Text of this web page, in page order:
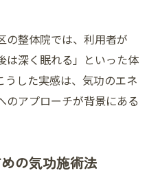
の整体院では、利用者が
は深く眠れる」といった体
した実感は、気功のエネ
のアプローチが背景にある
の気功施術法